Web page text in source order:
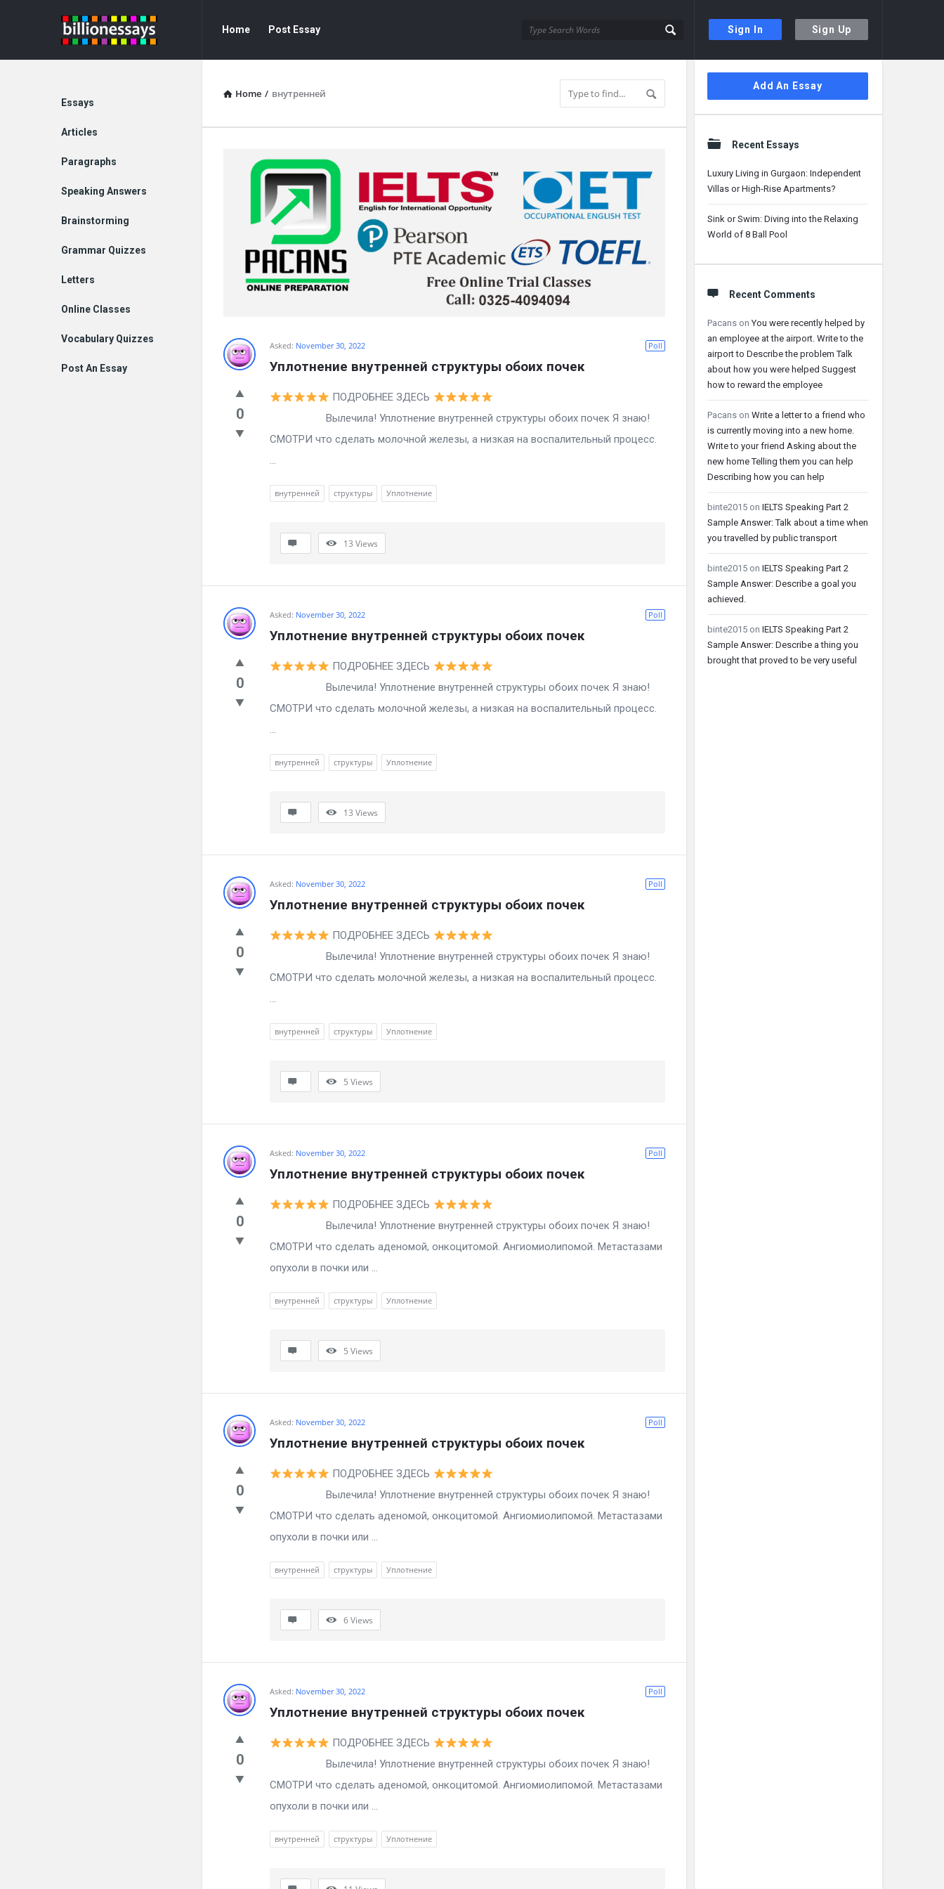
Sign In Sign Up
Billion
Essays
Essays
Navigation
Home Post Essay
Home / внутренней
Billion
Latest
Questions
Poll
Asked: November 30, 2022
Уплотнение внутренней структуры обоих почек
0
ПОДРОБНЕЕ ЗДЕСЬ
Вылечила! Уплотнение внутренней структуры обоих почек Я знаю!
СМОТРИ что сделать молочной железы, а низкая на воспалительный процесс.
...
внутренней структуры Уплотнение
13 Views
Poll
Asked: November 30, 2022
Уплотнение внутренней структуры обоих почек
0
ПОДРОБНЕЕ ЗДЕСЬ
Вылечила! Уплотнение внутренней структуры обоих почек Я знаю!
СМОТРИ что сделать молочной железы, а низкая на воспалительный процесс.
...
внутренней структуры Уплотнение
13 Views
Poll
Asked: November 30, 2022
Уплотнение внутренней структуры обоих почек
0
ПОДРОБНЕЕ ЗДЕСЬ
Вылечила! Уплотнение внутренней структуры обоих почек Я знаю!
СМОТРИ что сделать молочной железы, а низкая на воспалительный процесс.
...
внутренней структуры Уплотнение
5 Views
Poll
Asked: November 30, 2022
Уплотнение внутренней структуры обоих почек
0
ПОДРОБНЕЕ ЗДЕСЬ
Вылечила! Уплотнение внутренней структуры обоих почек Я знаю!
СМОТРИ что сделать аденомой, онкоцитомой. Ангиомиолипомой. Метастазами
опухоли в почки или ...
внутренней структуры Уплотнение
5 Views
Poll
Asked: November 30, 2022
Уплотнение внутренней структуры обоих почек
0
ПОДРОБНЕЕ ЗДЕСЬ
Вылечила! Уплотнение внутренней структуры обоих почек Я знаю!
СМОТРИ что сделать аденомой, онкоцитомой. Ангиомиолипомой. Метастазами
опухоли в почки или ...
внутренней структуры Уплотнение
6Views
Poll
Asked: November 30, 2022
Уплотнение внутренней структуры обоих почек
0
ПОДРОБНЕЕ ЗДЕСЬ
Вылечила! Уплотнение внутренней структуры обоих почек Я знаю!
СМОТРИ что сделать аденомой, онкоцитомой. Ангиомиолипомой. Метастазами
опухоли в почки или ...
внутренней структуры Уплотнение
Sidebar
Add An Essay
Recent Essays
Luxury Living in Gurgaon: Independent
Villas or High-Rise Apartments?
Sink or Swim: Diving into the Relaxing
World of 8 Ball Pool
Recent Comments
Pacans onYou were recently helped by
an employee at the airport. Write to the
airport to Describe the problem Talk
about how you were helped Suggest
how to reward the employee
Pacans on Write a letter to a friend who
is currently moving into a new home.
Write to your friend Asking about the
new home Telling them you can help
Describing how you can help
binte2015 on IELTS Speaking Part 2
Sample Answer: Talk about a time when
you travelled by public transport
binte2015 on IELTS Speaking Part 2
Sample Answer: Describe a goal you
achieved.
binte2015 on IELTS Speaking Part 2
Sample Answer: Describe a thing you
brought that proved to be very useful
Explore
Essays
Articles
Paragraphs
Speaking Answers
Brainstorming
Grammar Quizzes
Letters
Online Classes
Vocabulary Quizzes
Post An Essay